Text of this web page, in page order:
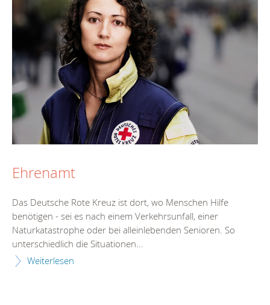
Ehrenamt
Das Deutsche Rote Kreuz ist dort, wo Menschen Hilfe
benötigen - sei es nach einem Verkehrsunfall, einer
Naturkatastrophe oder bei alleinlebenden Senioren. So
unterschiedlich die Situationen...
Weiterlesen